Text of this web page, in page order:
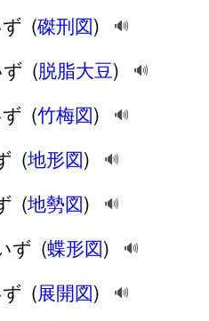
(磔刑図) 🔊
(脱脂大豆) 🔊
(竹梅図) 🔊
(地形図) 🔊
(地勢図) 🔊
ず (蝶形図) 🔊
(展開図) 🔊